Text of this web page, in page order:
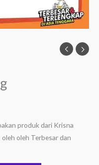
produk dari Krisna
oleh Terbesar dan